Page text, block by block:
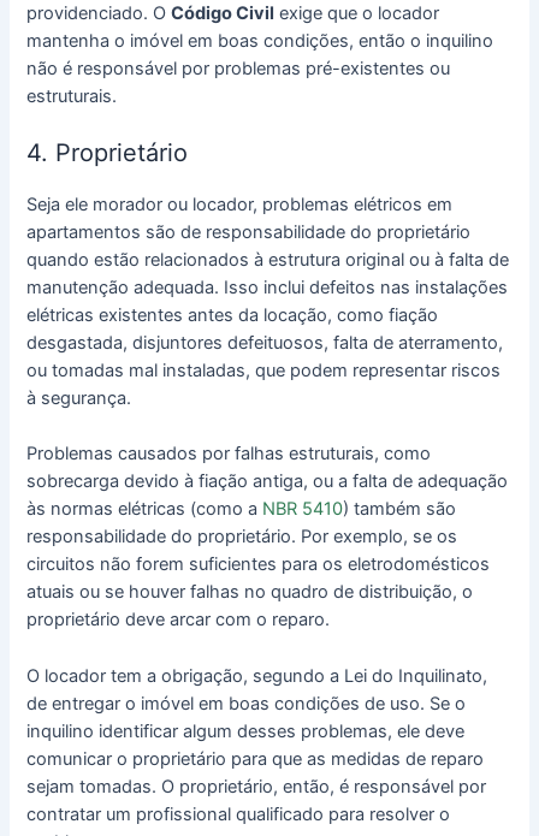
providenciado. OCódigo Civil exige que o locador
mantenha o imóvel em boas condições, então o inquilino
não é responsável por problemas pré-existentes ou
estruturais.
4. Proprietário
Seja ele morador ou locador, problemas elétricos em
apartamentos são de responsabilidade do proprietário
quando estão relacionados à estrutura original ou à falta de
manutenção adequada. Isso inclui defeitos nas instalações
elétricas existentes antes da locação, como fiação
desgastada, disjuntores defeituosos, falta de aterramento,
ou tomadas mal instaladas, que podem representar riscos
à segurança.
Problemas causados por falhas estruturais, como
sobrecarga devido à fiação antiga, ou a falta de adequação
às normas elétricas (como a NBR 5410) também são
responsabilidade do proprietário. Por exemplo, se os
circuitos não forem suficientes para os eletrodomésticos
atuais ou se houver falhas no quadro de distribuição, o
proprietário deve arcar com o reparo.
O locador tem a obrigação, segundo a Lei do Inquilinato,
de entregar o imóvel em boas condições de uso. Se o
inquilino identificar algum desses problemas, ele deve
comunicar o proprietário para que as medidas de reparo
sejam tomadas. O proprietário, então, é responsável por
contratar um profissional qualificado para resolver o